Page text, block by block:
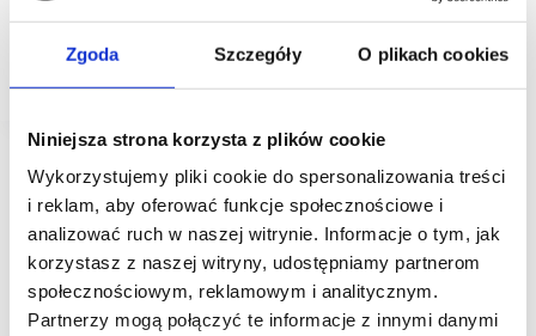
Zgoda Szczegóły O plikach cookies
Niniejsza strona korzysta z plików cookie
Wykorzystujemy pliki cookie do spersonalizowania treści
i reklam, aby oferować funkcje społecznościowe i
analizować ruch w naszej witrynie. Informacje o tym, jak
korzystasz z naszej witryny, udostępniamy partnerom
społecznościowym, reklamowym i analitycznym.
Partnerzy mogą połączyć te informacje z innymi danymi
klientów na całym świecie. Galeria Mokotów, jako